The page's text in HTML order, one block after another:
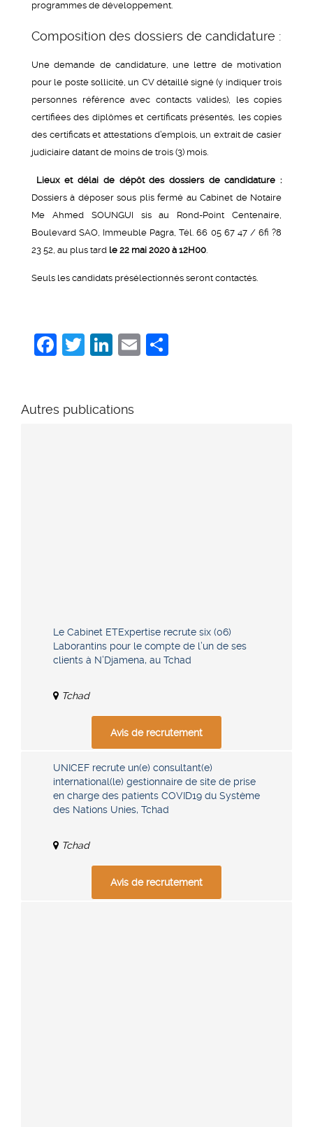
programmes de développement.
Composition des dossiers de candidature :
Une demande de candidature, une lettre de motivation
pour le poste sollicité, un CV détaillé signé (y indiquer trois
personnes référence avec contacts valides), les copies
certifiées des diplômes et certificats présentés, les copies
des certificats et attestations d’emplois, un extrait de casier
judiciaire datant de moins de trois (3) mois.
Lieux et délai de dépôt des dossiers de candidature :
Dossiers à déposer sous plis fermé au Cabinet de Notaire
Me Ahmed SOUNGUI sis au Rond-Point Centenaire,
Boulevard SAO, Immeuble Pagra, Tél. 66 05 67 47 / 6fi ?8
23 52, au plus tard le 22 mai 2020 à 12H00
Seuls les candidats présélectionnés seront contactés.
Facebook
Twitter
LinkedIn
Email
Autres publications
Le Cabinet ETExpertise recrute six (06)
Laborantins pour le compte de l’un de ses
clients à N’Djamena, au Tchad
Tchad
Avis de recrutement
UNICEF recrute un(e) consultant(e)
international(le) gestionnaire de site de prise
en charge des patients COVID19 du Système
des Nations Unies, Tchad
Tchad
Avis de recrutement